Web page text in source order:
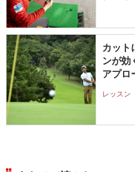
カット
ンが
アプロ
レッスン